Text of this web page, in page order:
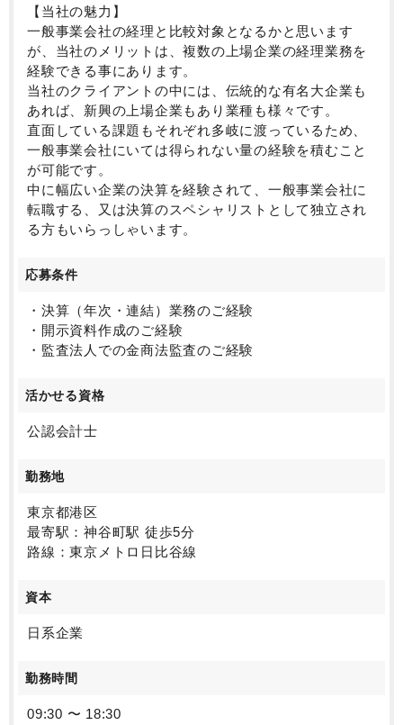
【当社の魅力】
一般事業会社の経理と比較対象となるかと思います
が、当社のメリットは、複数の上場企業の経理業務を
経験できる事にあります。
当社のクライアントの中には、伝統的な有名大企業も
あれば、新興の上場企業もあり業種も様々です。
直面している課題もそれぞれ多岐に渡っているため、
一般事業会社にいては得られない量の経験を積むこと
が可能です。
中に幅広い企業の決算を経験されて、一般事業会社に
転職する、又は決算のスペシャリストとして独立され
る方もいらっしゃいます。
応募条件
・決算（年次・連結）業務のご経験
・開示資料作成のご経験
・監査法人での金商法監査のご経験
活かせる資格
公認会計士
勤務地
東京都港区
最寄駅：神谷町駅 徒歩5分
路線：東京メトロ日比谷線
資本
日系企業
勤務時間
09:30 〜 18:30